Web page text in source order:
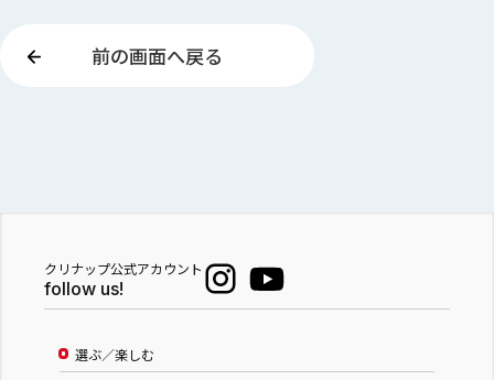
前の画面へ戻る
クリナップ公式アカウント
follow us!
選ぶ／楽しむ